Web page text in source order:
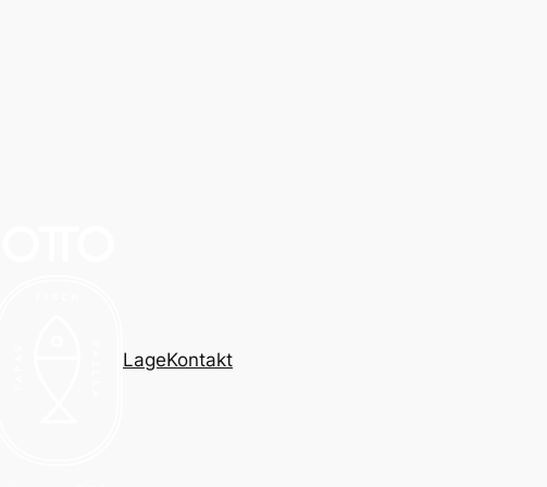
LageKontakt